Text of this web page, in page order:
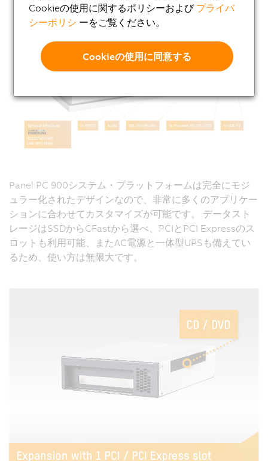
Panel PC 900システム・プラットフォームは完全にモジ
ュラー化されたデザインなので、非常に多くのアプリケー
ションに合わせてカスタマイズが可能です。 データスト
レージはSSDからCFastから選べ、PCIとPCI Expressのス
ロットも利用可能、またAC電源と一体型UPSも備えてい
るため、使い方は無限大です。
Cookieの使用に関するポリシーおよび プライバ
シーポリシ ーをご覧ください。
Cookieの使用に同意する